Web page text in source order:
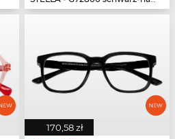
170,58 zł